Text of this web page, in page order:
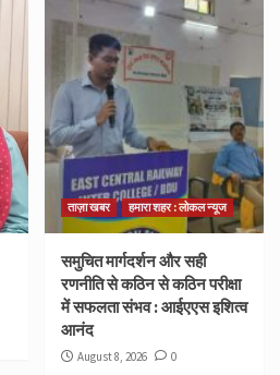
ताज़ा खबर हमारा शहर : लोकल न्यूज
समुचित मार्गदर्शन और सही
रणनीति से कठिन से कठिन परीक्षा
में सफलता संभव : आईएएस इशित्व
आनंद
August 8, 2026 0